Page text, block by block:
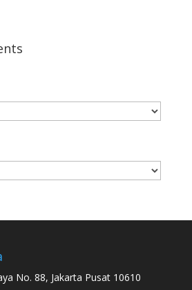
No. 88, Jakarta Pusat 10610